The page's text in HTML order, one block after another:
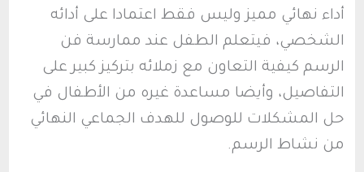
أداء نهائي مميز وليس فقط اعتمادا على أدائه
الشخصي، فيتعلم الطفل عند ممارسة فن
الرسم كيفية التعاون مع زملائه بتركيز كبير على
التفاصيل، وأيضا مساعدة غيره من الأطفال في
حل المشكلات للوصول للهدف الجماعي النهائي
من نشاط الرسم.